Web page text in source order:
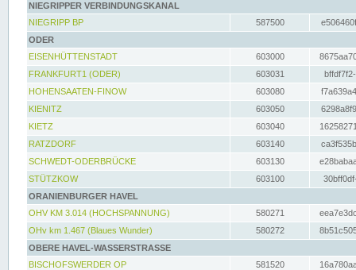
NIEGRIPPER VERBINDUNGSKANAL
NIEGRIPP BP
587500
ODER
EISENHÜTTENSTADT
603000
FRANKFURT1 (ODER)
603031
HOHENSAATEN-FINOW
603080
KIENITZ
603050
KIETZ
603040
RATZDORF
603140
SCHWEDT-ODERBRÜCKE
603130
STÜTZKOW
603100
ORANIENBURGER HAVEL
OHV KM 3.014 (HOCHSPANNUNG)
580271
OHv km 1.467 (Blaues Wunder)
580272
OBERE HAVEL-WASSERSTRASSE
BISCHOFSWERDER OP
581520